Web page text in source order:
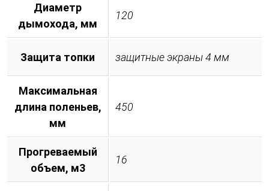
Диаметр
дымохода, мм
120
Защита топки защитные экраны 4 мм
Максимальная
длина поленьев,
мм
450
Прогреваемый
объем, м3
16